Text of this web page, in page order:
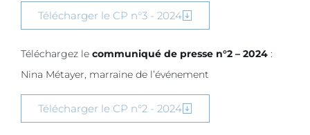
Télécharger le CP n°3 - 2024
Téléchargez le communiqué de presse n°2 – 2024 :
Nina Métayer, marraine de l’événement
Télécharger le CP n°2 - 2024